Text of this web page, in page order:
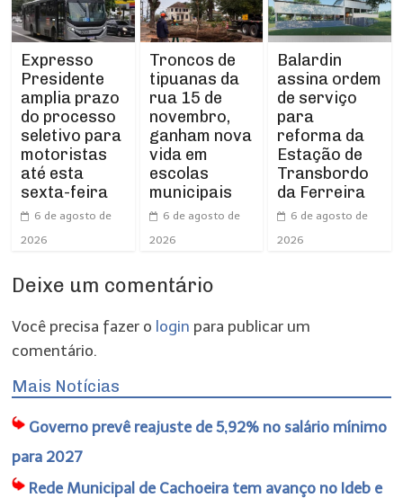
Expresso
Presidente
amplia prazo
do processo
seletivo para
motoristas
até esta
sexta-feira
6 de agosto de
2026
Troncos de
tipuanas da
rua 15 de
novembro,
ganham nova
vida em
escolas
municipais
6 de agosto de
2026
Balardin
assina ordem
de serviço
para
reforma da
Estação de
Transbordo
da Ferreira
6 de agosto de
2026
Deixe um comentário
Você precisa fazer o login para publicar um
comentário.
Mais Notícias
Governo prevê reajuste de 5,92% no salário mínimo
para 2027
Rede Municipal de Cachoeira tem avanço no Ideb e